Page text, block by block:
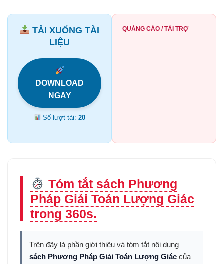
TẢI XUỐNG TÀI
LIỆU
DOWNLOAD
NGAY
Số lượt tải:20
QUẢNG CÁO / TÀI TRỢ
Tóm tắt sách Phương
Pháp Giải Toán Lượng Giác
trong 360s.
Trên đây là phần giới thiệu và tóm tắt nội dung
sách Phương Pháp Giải Toán Lượng Giác của